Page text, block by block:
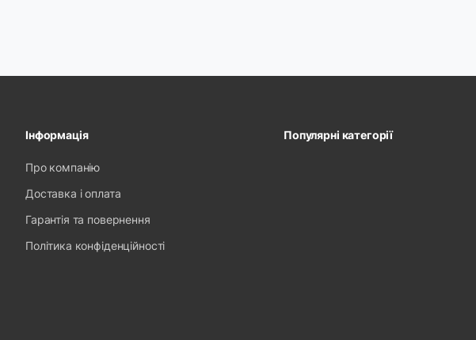
Інформація
Про компанію
Доставка і оплата
Гарантія та повернення
Політика конфіденційності
Популярні категорії